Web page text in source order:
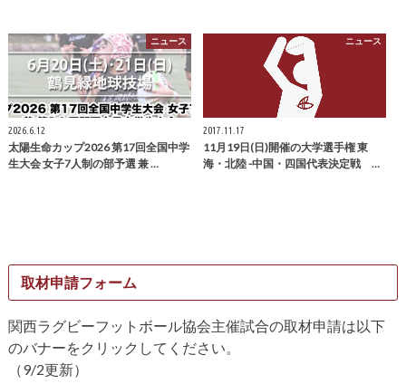
ニュース
2026.6.12
太陽生命カップ2026 第17回全国中学
生大会 女子7人制の部予選 兼 …
ニュース
2017.11.17
11月19日(日)開催の大学選手権 東
海・北陸 -中国・四国代表決定戦 …
取材申請フォーム
関西ラグビーフットボール協会主催試合の取材申請は以下
のバナーをクリックしてください。
（9/2更新）